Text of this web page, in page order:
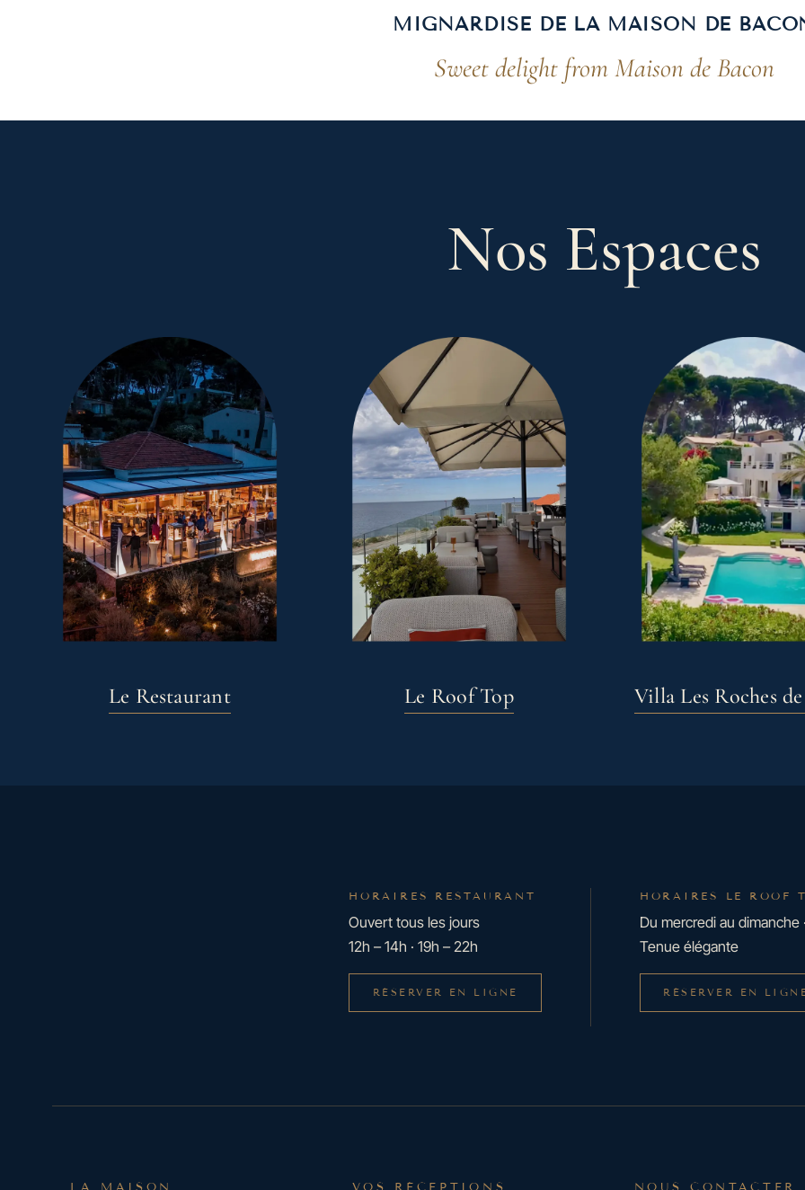
MIGNARDISE DE LA MAISON DE
Sweet delight from Maison de Bacon
Nos Espaces
Le Restaurant Le Roof Top Villa Les Roches
HORAIRES RESTAURANT
Ouvert tous les jours
12h – 14h · 19h – 22h
RÉSERVER EN LIGNE
HORAIRES LE ROOF
Du mercredi au dimanche
Tenue élégante
RÉSERVER EN